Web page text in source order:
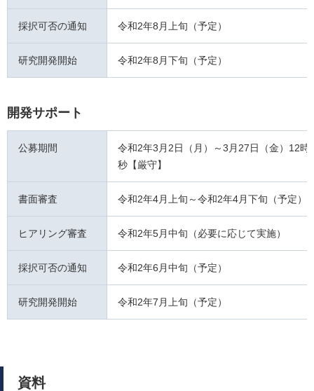
採択可否の通知 令和2年8月上旬（予定）
研究開発開始 令和2年8月下旬（予定）
開発サポート
公募期間
令和2年3月2日（月）～3月27日（金）12時
秒【厳守】
書面審査 令和2年4月上旬～令和2年4月下旬（予定）
ヒアリング審査 令和2年5月中旬（必要に応じて実施）
採択可否の通知 令和2年6月中旬（予定）
研究開発開始 令和2年7月上旬（予定）
資料